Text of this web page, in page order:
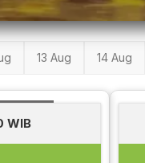
13 Aug 14 Aug
WIB